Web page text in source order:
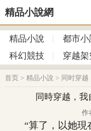
精品小說網
精品小說 都市小
科幻競技
穿越架
首页 > 精品小說 > 同时穿
同時穿越，
作
“算了，以她現